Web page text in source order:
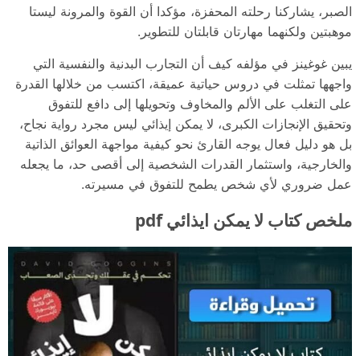
الصبر، يشاركنا رحلته المحفزة، مؤكدا أن القوة والمرونة ليستا
موهبتين ولكنهما مهارتان قابلتان للتطوير.
يبين غوغينز في مؤلفه كيف أن التجارب البدنية والنفسية التي
واجهها تمثلت في دروس حياتية عميقة، اكتسب من خلالها القدرة
على التغلب على الألم والمخاوف وتحويلها إلى دافع للتفوق
وتحقيق الإنجازات الكبرى، لا يمكن إيذائي ليس مجرد رواية نجاح،
بل هو دليل فعال يوجه القارئ نحو كيفية مواجهة العوائق الذاتية
والخارجية، واستثمار القدرات الشخصية إلى أقصى حد، ما يجعله
عمل ضروري لأي شخص يطمح للتفوق في مسيرته.
ملخص كتاب لا يمكن ايذائي pdf